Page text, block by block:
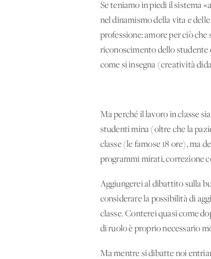
Se teniamo in piedi il sistema
nel dinamismo della vita e
professione: amore per ciò che
riconoscimento dello studente
come si insegna (creatività
Ma perché il lavoro in classe
studenti mina (oltre che la
classe (le famose 18 ore), ma
programmi mirati, correzione
Aggiungerei al dibattito sulla
considerare la possibilità di
classe. Conterei quasi come
di ruolo è proprio necessario
Ma mentre si dibatte noi